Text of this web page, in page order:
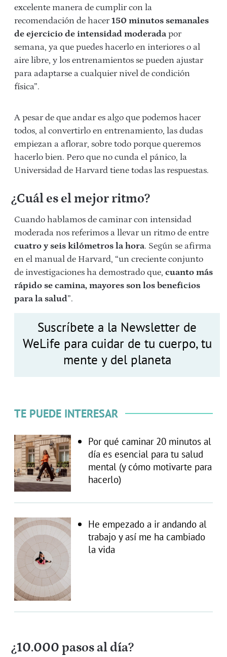
excelente manera de cumplir con la
recomendación de hacer150 minutos semanales
de ejercicio de intensidad moderada por
semana, ya que puedes hacerlo en interiores o al
aire libre, y los entrenamientos se pueden ajustar
para adaptarse a cualquier nivel de condición
física”.
A pesar de que andar es algo que podemos hacer
todos, al convertirlo en entrenamiento, las dudas
empiezan a aflorar, sobre todo porque queremos
hacerlo bien. Pero que no cunda el pánico, la
Universidad de Harvard tiene todas las respuestas.
¿Cuál es el mejor ritmo?
Cuando hablamos de caminar con intensidad
moderada nos referimos a llevar un ritmo de entre
cuatro y seis kilómetros la hora. Según se afirma
en el manual de Harvard, “un creciente conjunto
de investigaciones ha demostrado que, cuanto más
rápido se camina, mayores son los beneficios
para la salud”.
Suscríbete a la Newsletter de
WeLife para cuidar de tu cuerpo, tu
mente y del planeta
TE PUEDE INTERESAR
Por qué caminar 20 minutos al
día es esencial para tu salud
mental (y cómo motivarte para
hacerlo)
He empezado a ir andando al
trabajo y así me ha cambiado
la vida
¿10.000 pasos al día?